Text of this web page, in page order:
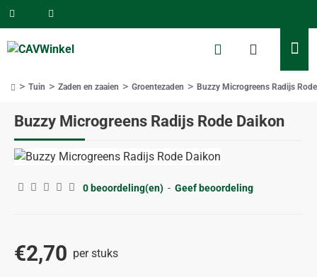
Buzzy Microgreens Radijs Rode Daikon
Tuin Zaden en zaaien Groentezaden Buzzy Microgreens Radijs
0 beoordeling(en) - Geef beoordeling
€2,70 per stuks